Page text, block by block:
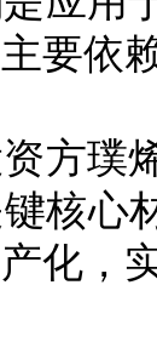
要依
方璞
核心
化，